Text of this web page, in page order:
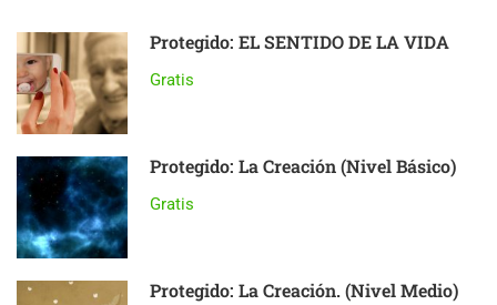
Protegido: EL SENTIDO DE LA VIDA
Gratis
Protegido: La Creación (Nivel Básico)
Gratis
Protegido: La Creación. (Nivel Medio)